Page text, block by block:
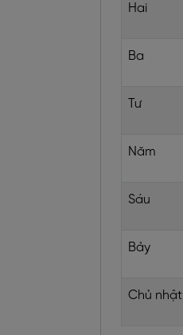
Hai
Ba
Tư
Năm
Sáu
Bảy
Chủ nhật